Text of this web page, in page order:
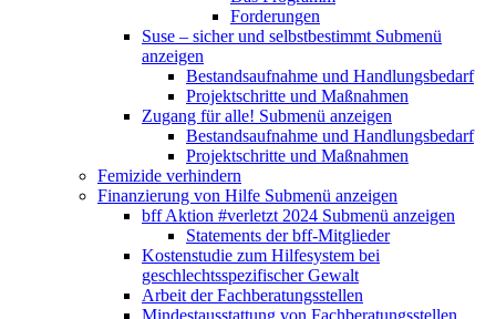
Forderungen
Suse – sicher und selbstbestimmt Submenü
anzeigen
Bestandsaufnahme und Handlungsbedarf
Projektschritte und Maßnahmen
Zugang für alle! Submenü anzeigen
Bestandsaufnahme und Handlungsbedarf
Projektschritte und Maßnahmen
Femizide verhindern
Finanzierung von Hilfe Submenü anzeigen
bff Aktion #verletzt 2024 Submenü anzeigen
Statements der bff-Mitglieder
Kostenstudie zum Hilfesystem bei
geschlechtsspezifischer Gewalt
Arbeit der Fachberatungsstellen
Mindestausstattung von Fachberatungsstellen